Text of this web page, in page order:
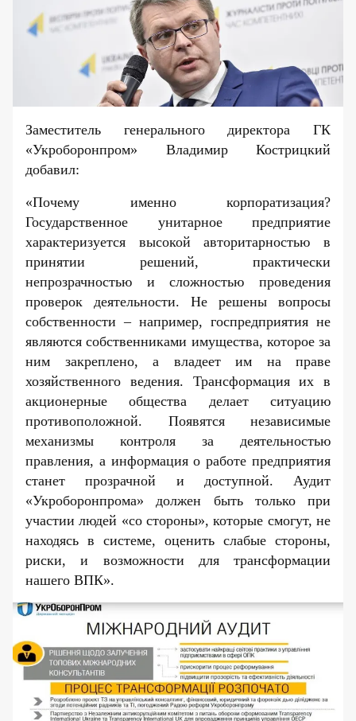
Заместитель генерального директора ГК
«Укроборонпром» Владимир Кострицкий
добавил:
«Почему именно корпоратизация?
Государственное унитарное предприятие
характеризуется высокой авторитарностью в
принятии решений, практически
непрозрачностью и сложностью проведения
проверок деятельности. Не решены вопросы
собственности – например, госпредприятия не
являются собственниками имущества, которое за
ним закреплено, а владеет им на праве
хозяйственного ведения. Трансформация их в
акционерные общества делает ситуацию
противоположной. Появятся независимые
механизмы контроля за деятельностью
правления, а информация о работе предприятия
станет прозрачной и доступной. Аудит
«Укроборонпрома» должен быть только при
участии людей «со стороны», которые смогут, не
находясь в системе, оценить слабые стороны,
риски, и возможности для трансформации
нашего ВПК».